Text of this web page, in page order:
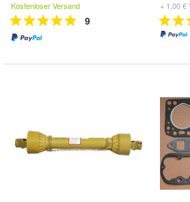
Kostenloser Versand
9
+ 1,00 €